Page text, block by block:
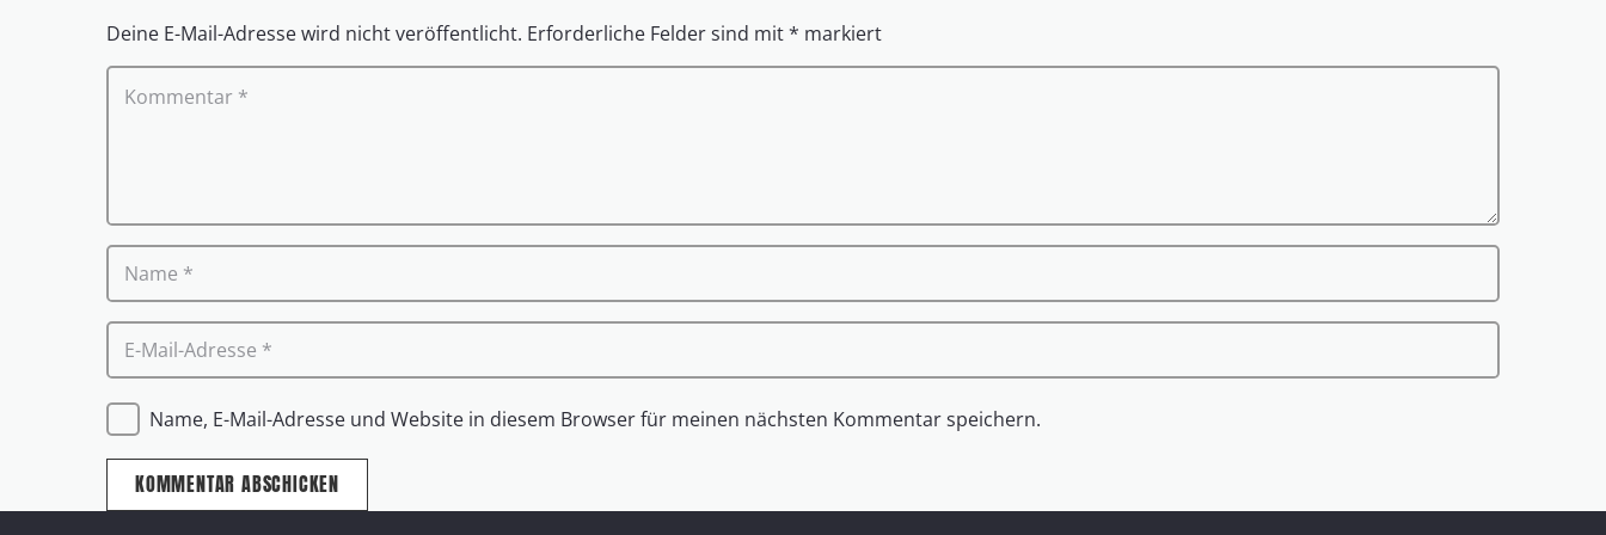
Deine E-Mail-Adresse wird nicht veröffentlicht. Erforderliche Felder sind mit* markiert
Name, E-Mail-Adresse und Website in diesem Browser für meinen nächsten Kommentar speichern.
KOMMENTAR ABSCHICKEN